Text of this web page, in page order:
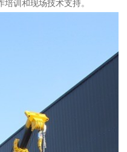
训和现场技术支持。